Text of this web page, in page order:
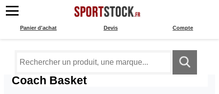
Compte
Devis
Panier d'achat
Coach Basket